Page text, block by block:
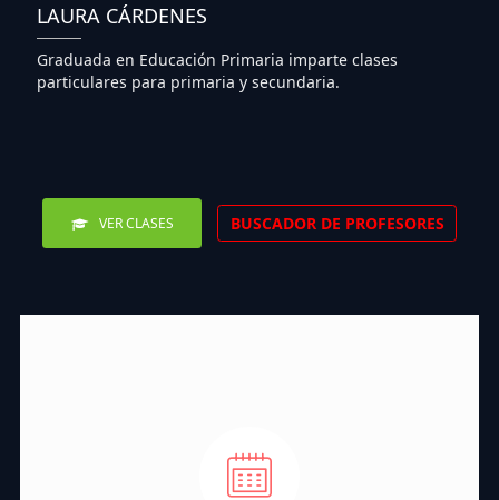
LAURA CÁRDENES
Graduada en Educación Primaria imparte clases
particulares para primaria y secundaria.
VER CLASES BUSCADOR DE PROFESORES